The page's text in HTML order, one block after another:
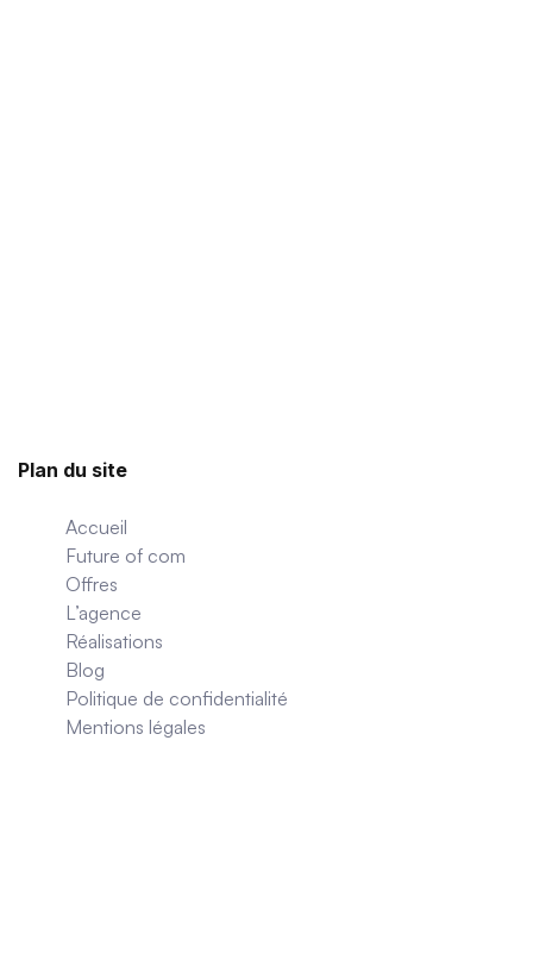
Plan du site
Accueil
Future of com
Offres
L’agence
Réalisations
Blog
Politique de confidentialité
Mentions légales